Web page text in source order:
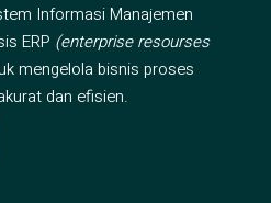
Informasi Manajemen
ERP (enterprise resourses
mengelola bisnis proses
dan efisien.